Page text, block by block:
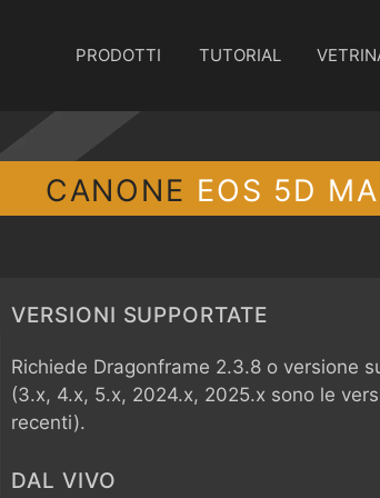
PRODOTTI TUTORIAL
CANONE EOS 5D
VERSIONI SUPPORTATE
Richiede Dragonframe 2.3.8 o versione
(3.x, 4.x, 5.x, 2024.x, 2025.x sono le
recenti).
DAL VIVO